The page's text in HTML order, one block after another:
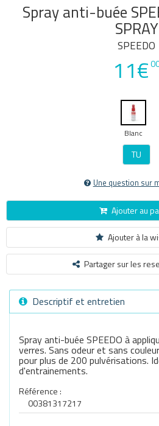
Spray anti-buée
SPRAY
SPEEDO
11€
Blanc
TU
Une question sur
Ajouter au
Ajouter à la
Partager sur les
Descriptif et entretien
Spray anti-buée SPEEDO à
verres. Sans odeur et sans
pour plus de 200 pulvérisations.
d'entrainements.
Référence :
00381317217